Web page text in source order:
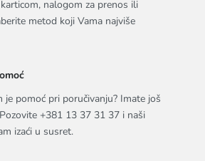
nalogom za prenos ili
metod koji Vama najviše
je pomoć pri poručivanju? Imate još
+381 13 37 31 37 i naši
izaći u susret.